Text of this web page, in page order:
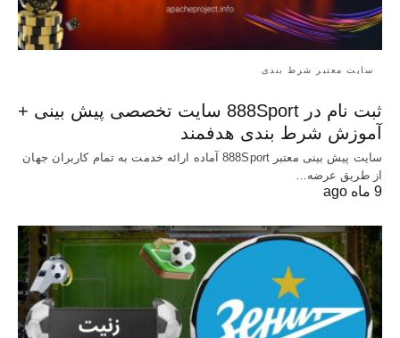
سایت معتبر شرط بندی
ثبت نام در 888Sport سایت تخصصی پیش بینی +
آموزش شرط بندی هدفمند
سایت پیش بینی معتبر 888Sport آماده ارائه خدمت به تمام کاربران جهان
از طریق عرضه…
9 ماه ago